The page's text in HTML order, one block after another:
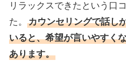
リラックスできたという口
た。 カウンセリングで話し
いると、希望が言いやすく
あります。